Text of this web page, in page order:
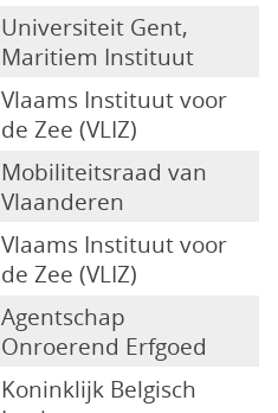
Universiteit Gent,
Maritiem Instituut
Vlaams Instituut voor
de Zee (VLIZ)
Mobiliteitsraad van
Vlaanderen
Vlaams Instituut voor
de Zee (VLIZ)
Agentschap
Onroerend Erfgoed
Koninklijk Belgisch